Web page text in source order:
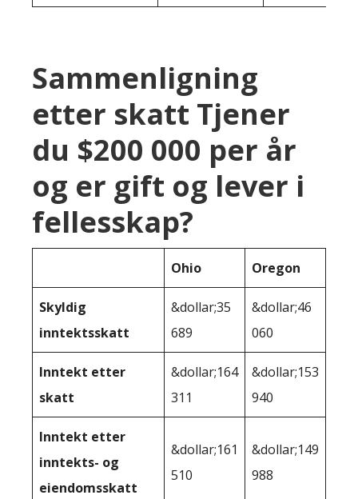
Sammenligning
etter skatt Tjener
du $200 000 per år
og er gift og lever i
fellesskap?
Ohio Oregon
Skyldig
inntektsskatt
&dollar;35
689
&dollar;46
060
Inntekt etter
skatt
&dollar;164
311
&dollar;153
940
Inntekt etter
inntekts- og
eiendomsskatt
&dollar;161
510
&dollar;149
988